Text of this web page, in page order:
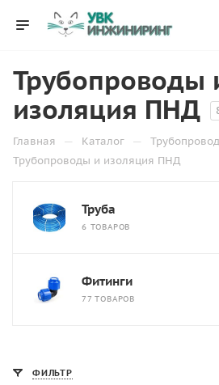
Трубопроводы
изоляция ПНД
Главная — Каталог —
Трубопроводы и изоляция ПНД
Труба
6 ТОВАРОВ
Фитинги
77 ТОВАРОВ
ФИЛЬТР